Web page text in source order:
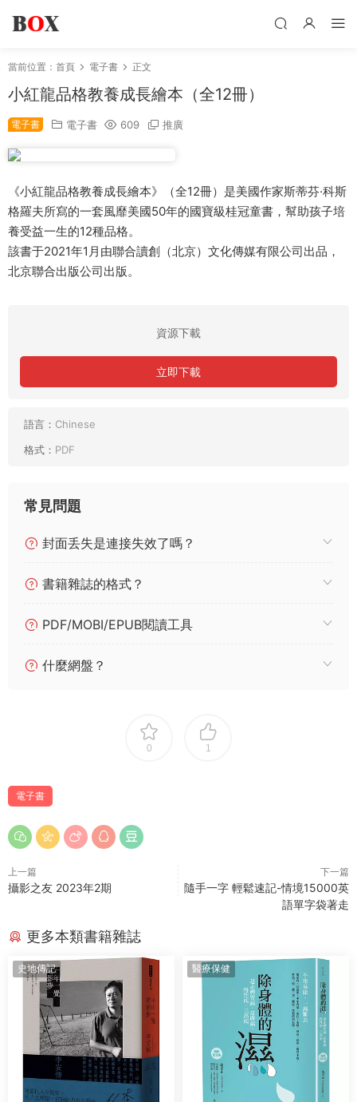
當前位置： 首頁 電子書 正文
小紅龍品格教養成長繪本（全12冊）
電子書 電子書 609 推廣
《小紅龍品格教養成長繪本》（全12冊）是美國作家斯蒂芬·科斯
格羅夫所寫的一套風靡美國50年的國寶級桂冠童書，幫助孩子培
養受益一生的12種品格。
該書于2021年1月由聯合讀創（北京）文化傳媒有限公司出品，
北京聯合出版公司出版。
資源下載
立即下載
語言： Chinese
格式： PDF
常見問題
封面丢失是連接失效了嗎？
書籍雜誌的格式？
PDF/MOBI/EPUB閱讀工具
什麼網盤？
0 1
電子書
上一篇
攝影之友 2023年2期
下一篇
隨手一字 輕鬆速記-情境15000英
語單字袋著走
更多本類書籍雜誌
史地傳記 醫療保健